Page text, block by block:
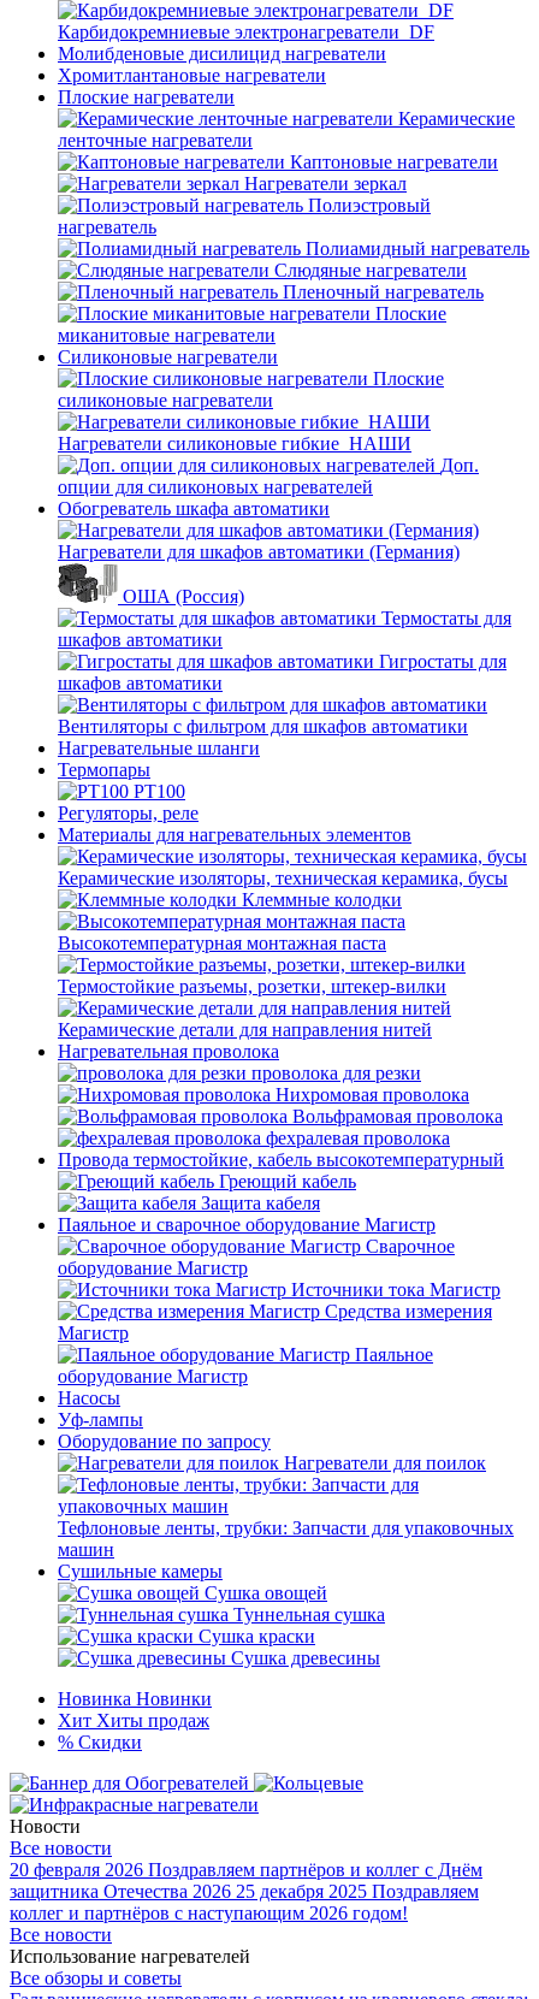
Карбидокремниевые электронагреватели_DF
Молибденовые дисилицид нагреватели
Хромитлантановые нагреватели
Плоские нагреватели
Керамические
ленточные нагреватели
Каптоновые нагреватели
Нагреватели зеркал
Полиэстровый
нагреватель
Полиамидный нагреватель
Слюдяные нагреватели
Пленочный нагреватель
Плоские
миканитовые нагреватели
Силиконовые нагреватели
Плоские
силиконовые нагреватели
Нагреватели силиконовые гибкие_НАШИ
Доп.
опции для силиконовых нагревателей
Обогреватель шкафа автоматики
Нагреватели для шкафов автоматики (Германия)
ОША (Россия)
Термостаты для
шкафов автоматики
Гигростаты для
шкафов автоматики
Вентиляторы с фильтром для шкафов автоматики
Нагревательные шланги
Термопары
PT100
Регуляторы, реле
Материалы для нагревательных элементов
Керамические изоляторы, техническая керамика, бусы
Клеммные колодки
Высокотемпературная монтажная паста
Термостойкие разъемы, розетки, штекер-вилки
Керамические детали для направления нитей
Нагревательная проволока
проволока для резки
Нихромовая проволока
Вольфрамовая проволока
фехралевая проволока
Провода термостойкие, кабель высокотемпературный
Греющий кабель
Защита кабеля
Паяльное и сварочное оборудование Магистр
Сварочное
оборудование Магистр
Источники тока Магистр
Средства измерения
Магистр
Паяльное
оборудование Магистр
Насосы
Уф-лампы
Оборудование по запросу
Нагреватели для поилок
Тефлоновые ленты, трубки: Запчасти для упаковочных
машин
Сушильные камеры
Сушка овощей
Туннельная сушка
Сушка краски
Сушка древесины
Новинка Новинки
Хит Хиты продаж
% Скидки
Новости
Все новости
20 февраля 2026 Поздравляем партнёров и коллег с Днём
защитника Отечества 2026 25 декабря 2025 Поздравляем
коллег и партнёров с наступающим 2026 годом!
Все новости
Использование нагревателей
Все обзоры и советы